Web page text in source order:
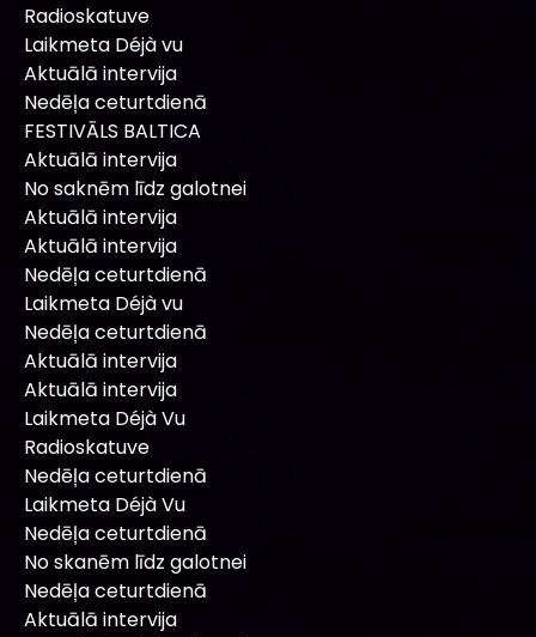
Radioskatuve
Laikmeta Déjà vu
Aktuālā intervija
Nedēļa ceturtdienā
FESTIVĀLS BALTICA
Aktuālā intervija
No saknēm līdz galotnei
Aktuālā intervija
Aktuālā intervija
Nedēļa ceturtdienā
Laikmeta Déjà vu
Nedēļa ceturtdienā
Aktuālā intervija
Aktuālā intervija
Laikmeta Déjà Vu
Radioskatuve
Nedēļa ceturtdienā
Laikmeta Déjà Vu
Nedēļa ceturtdienā
No skanēm līdz galotnei
Nedēļa ceturtdienā
Aktuālā intervija